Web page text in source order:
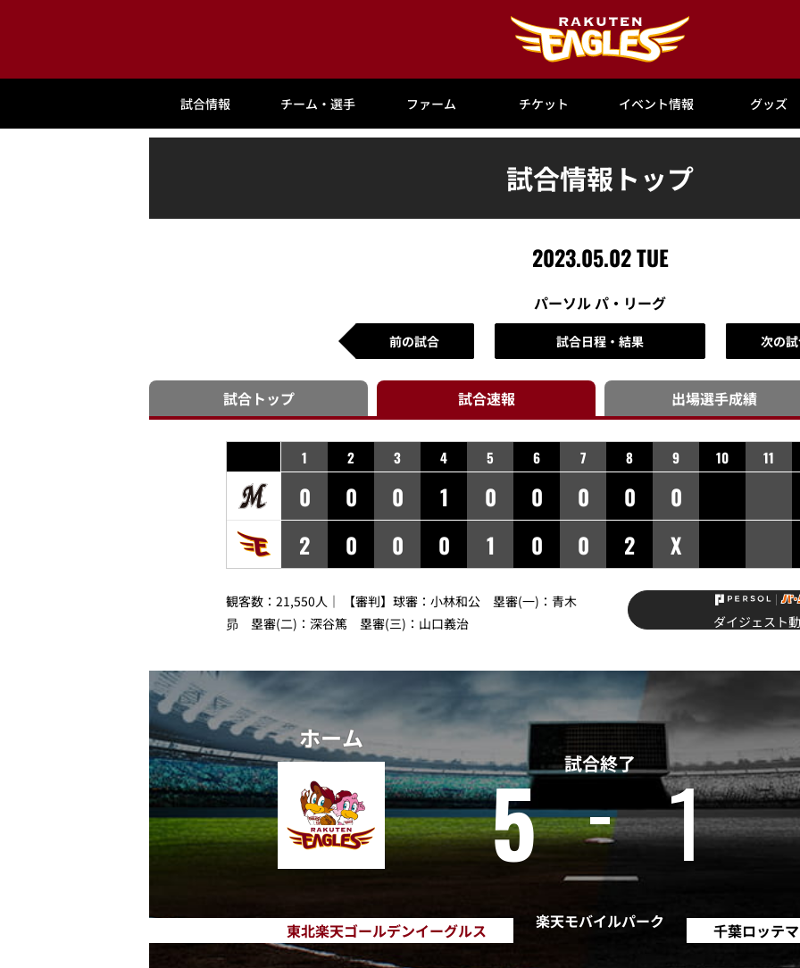
試合情報 チーム・選手 ファーム チケット イベント情報 グッズ
試合情報トップ
2023.05.02 TUE
パーソル パ・リーグ
前の試合 試合日程・結果 次の
試合トップ 試合速報 出場選手成績
1 2 3 4 5 6 7 8 9 10 11
0 0 0 1 0 0 0 0
0
2
0 0 0 1 0 0 2 X
観客数：21,550人｜ 【審判】球審：小林和公 塁審(一)：青木
昴 塁審(二)：深谷篤 塁審(三)：山口義治
ダイジェスト
ホーム
東北楽天ゴールデンイーグルス
試合終了
5 1
楽天モバイルパーク 千葉ロッテ